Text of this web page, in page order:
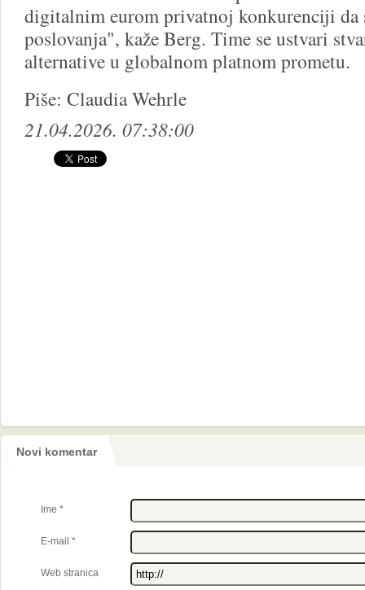
digitalnim eurom privatnoj konkurenciji da
poslovanja", kaže Berg. Time se ustvari
alternative u globalnom platnom prometu.
Piše: Claudia Wehrle
21.04.2026. 07:38:00
Novi komentar
Ime *
E-mail *
Web stranica